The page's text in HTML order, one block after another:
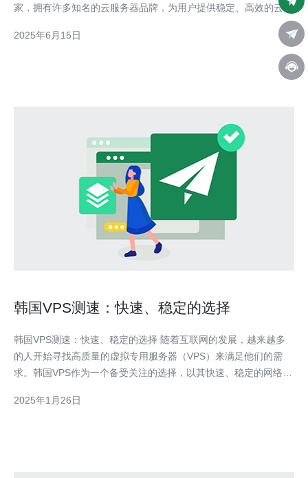
家，拥有许多知名的云服务器品牌，为用户提供稳定、高效的云服
场份额。其提供的云服务器具有高性能、高可靠性和高安全性的特
2025年6月15日
韩国VPS测速：快速、稳定的选择
韩国VPS测速：快速、稳定的选择 随着互联网的发展，越来越多
的人开始寻找高质量的虚拟专用服务器（VPS）来满足他们的需
求。韩国VPS作为一个备受关注的选择，以其快速、稳定的网络连
提供一个全面了解韩国VPS的基础。
2025年1月26日